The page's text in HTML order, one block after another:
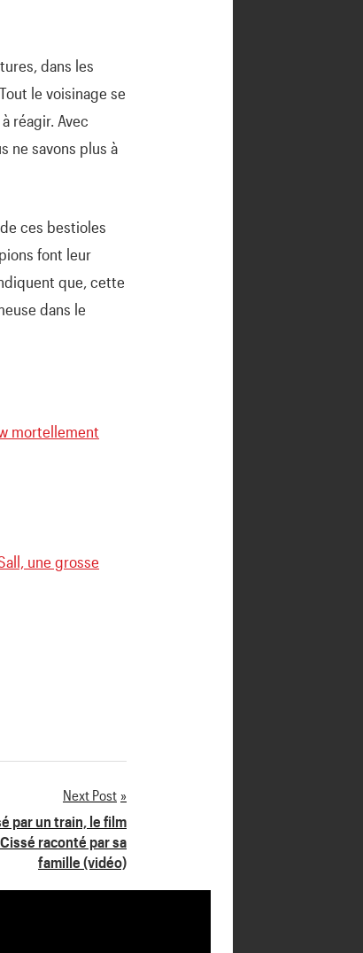
dans les
le voisinage se
réagir. Avec
ne savons plus à
ces bestioles
font leur
que, cette
dans le
mortellement
une grosse
Next Post
par un train, le film
raconté par sa
famille (vidéo)